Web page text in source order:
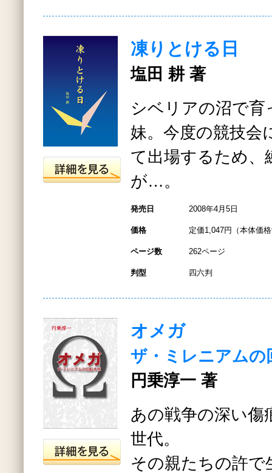
凍りとける日
塩田 耕 著
シベリアの沼で
妹。今度の競技会
て出場するため、
が…。
発売日 2008年4月5日
価格 定価1,047円（本体価
ページ数 262ページ
判型 四六判
オメガ
ザ・ミレニアムの
円乗淳一 著
あの戦争の深い傷
世代。
その親たちの許で